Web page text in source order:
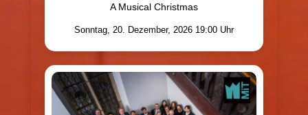
A Musical Christmas
Sonntag, 20. Dezember, 2026 19:00 Uhr